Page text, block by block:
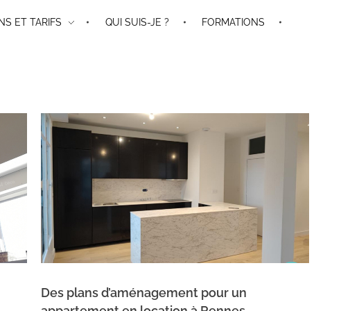
ET TARIFS QUI SUIS-JE ?
FORMATIONS
Des plans d’aménagement pour un